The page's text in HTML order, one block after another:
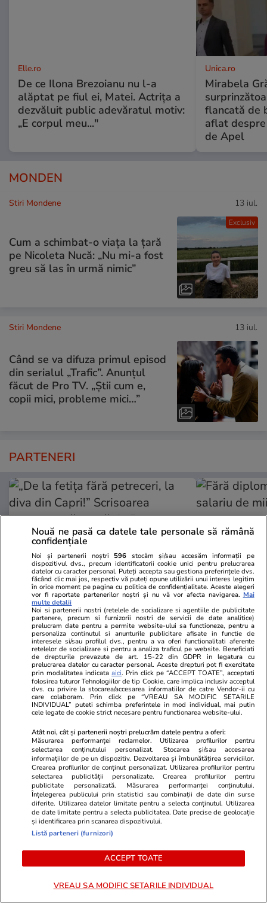
Elle.ro
De ce Ilona Brezoianu nu l-a
alăptat pe fiul ei, Matei. Actrița a
dezvăluit public adevăratul motiv:
„E corpul meu..."
Unica.ro
Mirabela
flancată de
aflat
de Apel
MONDEN
Exclusiv
Stiri Mondene 13 iul.
Cum a schimbat-o viața la țară
pe Nicoleta Nucă: „Nu mi-a fost
greu să las în urmă nimic”
Stiri Mondene 13 iul.
Când se va difuza primul episod
din serialul „Trafic”. Anunțul
făcut de Pro TV. „Știi cum e,
copii mici, probleme mici…”
PARTENERI
TVMania.ro
„De la fetița fără petreceri, la diva
din Capri!” Scrisoarea
emoționantă scrisă de Ramona
Olaru la 37 de ani
Fără
salariu de
care
PARTENERI
GSP.ro
Interviu spectaculos cu Pan
GSP.ro
Rugbystul
Nouă ne pasă ca datele tale personale să rămână
confidențiale
Noi și partenerii noștri 596 stocăm și/sau accesăm informații pe
dispozitivul dvs., precum identificatorii cookie unici pentru prelucrarea
datelor cu caracter personal. Puteți accepta sau gestiona preferințele dvs.
făcând clic mai jos, respectiv vă puteți opune utilizării unui interes legitim
în orice moment pe pagina cu politica de confidențialitate. Aceste alegeri
vor fi raportate partenerilor noștri și nu vă vor afecta navigarea. Mai
multe detalii
Noi si partenerii nostri (retelele de socializare si agentiile de publicitate
partenere, precum si furnizorii nostri de servicii de date analitice)
prelucram date pentru a permite website-ului sa functioneze, pentru a
personaliza continutul si anunturile publicitare afisate in functie de
interesele si/sau profilul dvs., pentru a va oferi functionalitati aferente
retelelor de socializare si pentru a analiza traficul pe website. Beneficiati
de drepturile prevazute de art. 15-22 din GDPR in legatura cu
prelucrarea datelor cu caracter personal. Aceste drepturi pot fi exercitate
prin modalitatea indicataaici. Prin click pe “ACCEPT TOATE”, acceptati
folosirea tuturor Tehnologiilor de tip Cookie, care implica inclusiv acceptul
dvs. cu privire la stocarea/accesarea informatiilor de catre Vendor-ii cu
care colaboram. Prin click pe “VREAU SA MODIFIC SETARILE
INDIVIDUAL” puteti schimba preferintele in mod individual, mai putin
cele legate de cookie strict necesare pentru functionarea website-ului.
Atât noi, cât și partenerii noștri prelucrăm datele pentru a oferi:
Măsurarea performanței reclamelor. Utilizarea profilurilor pentru
selectarea conținutului personalizat. Stocarea și/sau accesarea
informațiilor de pe un dispozitiv. Dezvoltarea și îmbunătățirea serviciilor.
Crearea profilurilor de conținut personalizat. Utilizarea profilurilor pentru
selectarea publicității personalizate. Crearea profilurilor pentru
publicitate personalizată. Măsurarea performanței conținutului.
Înțelegerea publicului prin statistici sau combinații de date din surse
diferite. Utilizarea datelor limitate pentru a selecta conținutul. Utilizarea
de date limitate pentru a selecta publicitatea. Date precise de geolocație
și identificarea prin scanarea dispozitivului.
Listă parteneri (furnizori)
ACCEPT TOATE
VREAU SA MODIFIC SETARILE INDIVIDUAL